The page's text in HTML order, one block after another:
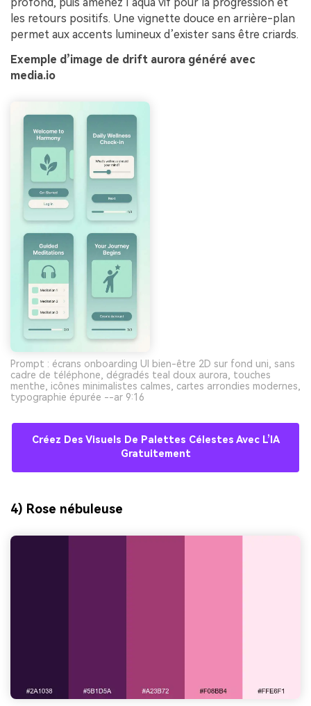
profond, puis amenez l’aqua vif pour la progression et
les retours positifs. Une vignette douce en arrière-plan
permet aux accents lumineux d’exister sans être criards.
Exemple d’image de drift aurora généré avec
media.io
Prompt : écrans onboarding UI bien-être 2D sur fond uni, sans
cadre de téléphone, dégradés teal doux aurora, touches
menthe, icônes minimalistes calmes, cartes arrondies modernes,
typographie épurée --ar 9:16
Créez Des Visuels De Palettes Célestes Avec L’IA
Gratuitement
4) Rose nébuleuse